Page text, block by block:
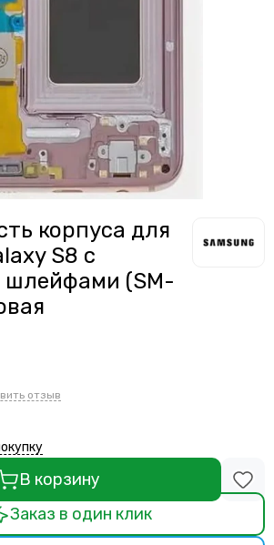
SIM-карты, защелки батареи
модуля
корпуса для
S8 с
шлейфами (SM-
отзыв
В корзину
Заказ в один клик